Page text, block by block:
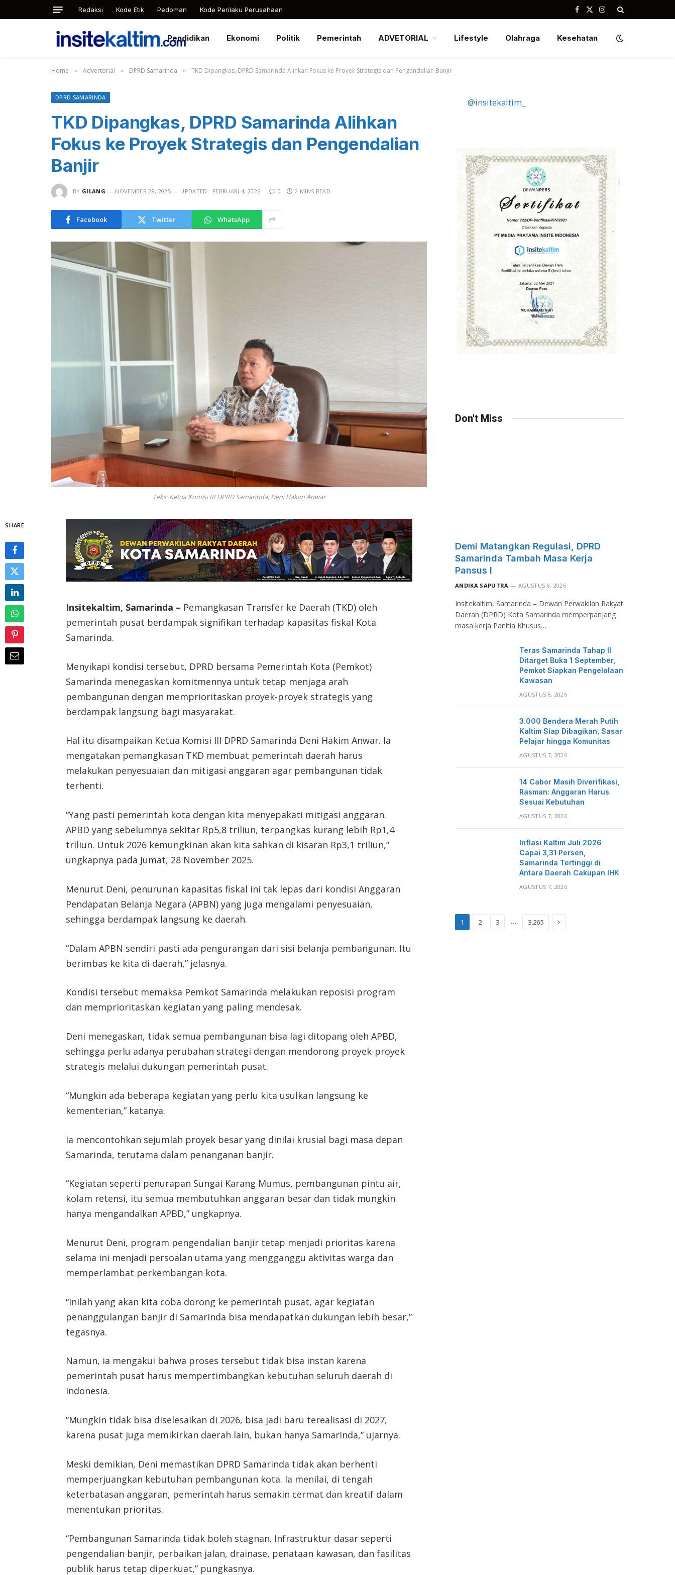
Redaksi Kode Etik Pedoman Kode Perilaku Perusahaan Facebook
X
Instagram
Pendidikan Ekonomi Politik Pemerintah ADVETORIAL Lifestyle Olahraga Kesehatan
Home » Advertorial » DPRD Samarinda » TKD Dipangkas, DPRD Samarinda Alihkan Fokus ke Proyek Strategis dan Pengendalian Banjir
DPRD SAMARINDA
TKD Dipangkas, DPRD Samarinda Alihkan
Fokus ke Proyek Strategis dan Pengendalian
Banjir
BY GILANG NOVEMBER 28, 2025 UPDATED: FEBRUARI 4, 2026 0 2 MINS READ
Facebook Twitter WhatsApp
Teks: Ketua Komisi III DPRD Samarinda, Deni Hakim Anwar
SHARE
Insitekaltim, Samarinda – Pemangkasan Transfer ke Daerah (TKD) oleh
pemerintah pusat berdampak signifikan terhadap kapasitas fiskal Kota
Samarinda.
Menyikapi kondisi tersebut, DPRD bersama Pemerintah Kota (Pemkot)
Samarinda menegaskan komitmennya untuk tetap menjaga arah
pembangunan dengan memprioritaskan proyek-proyek strategis yang
berdampak langsung bagi masyarakat.
Hal itu disampaikan Ketua Komisi III DPRD Samarinda Deni Hakim Anwar. Ia
mengatakan pemangkasan TKD membuat pemerintah daerah harus
melakukan penyesuaian dan mitigasi anggaran agar pembangunan tidak
terhenti.
“Yang pasti pemerintah kota dengan kita menyepakati mitigasi anggaran.
APBD yang sebelumnya sekitar Rp5,8 triliun, terpangkas kurang lebih Rp1,4
triliun. Untuk 2026 kemungkinan akan kita sahkan di kisaran Rp3,1 triliun,”
ungkapnya pada Jumat, 28 November 2025.
Menurut Deni, penurunan kapasitas fiskal ini tak lepas dari kondisi Anggaran
Pendapatan Belanja Negara (APBN) yang juga mengalami penyesuaian,
sehingga berdampak langsung ke daerah.
“Dalam APBN sendiri pasti ada pengurangan dari sisi belanja pembangunan. Itu
berimbas ke kita di daerah,” jelasnya.
Kondisi tersebut memaksa Pemkot Samarinda melakukan reposisi program
dan memprioritaskan kegiatan yang paling mendesak.
Deni menegaskan, tidak semua pembangunan bisa lagi ditopang oleh APBD,
sehingga perlu adanya perubahan strategi dengan mendorong proyek-proyek
strategis melalui dukungan pemerintah pusat.
“Mungkin ada beberapa kegiatan yang perlu kita usulkan langsung ke
kementerian,” katanya.
Ia mencontohkan sejumlah proyek besar yang dinilai krusial bagi masa depan
Samarinda, terutama dalam penanganan banjir.
“Kegiatan seperti penurapan Sungai Karang Mumus, pembangunan pintu air,
kolam retensi, itu semua membutuhkan anggaran besar dan tidak mungkin
hanya mengandalkan APBD,” ungkapnya.
Menurut Deni, program pengendalian banjir tetap menjadi prioritas karena
selama ini menjadi persoalan utama yang mengganggu aktivitas warga dan
memperlambat perkembangan kota.
“Inilah yang akan kita coba dorong ke pemerintah pusat, agar kegiatan
penanggulangan banjir di Samarinda bisa mendapatkan dukungan lebih besar,”
tegasnya.
Namun, ia mengakui bahwa proses tersebut tidak bisa instan karena
pemerintah pusat harus mempertimbangkan kebutuhan seluruh daerah di
Indonesia.
“Mungkin tidak bisa diselesaikan di 2026, bisa jadi baru terealisasi di 2027,
karena pusat juga memikirkan daerah lain, bukan hanya Samarinda,” ujarnya.
Meski demikian, Deni memastikan DPRD Samarinda tidak akan berhenti
memperjuangkan kebutuhan pembangunan kota. Ia menilai, di tengah
keterbatasan anggaran, pemerintah harus semakin cermat dan kreatif dalam
menentukan prioritas.
“Pembangunan Samarinda tidak boleh stagnan. Infrastruktur dasar seperti
pengendalian banjir, perbaikan jalan, drainase, penataan kawasan, dan fasilitas
publik harus tetap diperkuat,” pungkasnya.
@insitekaltim_
Don't Miss
Demi Matangkan Regulasi, DPRD
Samarinda Tambah Masa Kerja
Pansus I
ANDIKA SAPUTRA AGUSTUS 8, 2026
Insitekaltim, Samarinda – Dewan Perwakilan Rakyat
Daerah (DPRD) Kota Samarinda memperpanjang
masa kerja Panitia Khusus…
Teras Samarinda Tahap II
Ditarget Buka 1 September,
Pemkot Siapkan Pengelolaan
Kawasan
AGUSTUS 8, 2026
3.000 Bendera Merah Putih
Kaltim Siap Dibagikan, Sasar
Pelajar hingga Komunitas
AGUSTUS 7, 2026
14 Cabor Masih Diverifikasi,
Rasman: Anggaran Harus
Sesuai Kebutuhan
AGUSTUS 7, 2026
Inflasi Kaltim Juli 2026
Capai 3,31 Persen,
Samarinda Tertinggi di
Antara Daerah Cakupan IHK
AGUSTUS 7, 2026
1 2 3 … 3,265 Next